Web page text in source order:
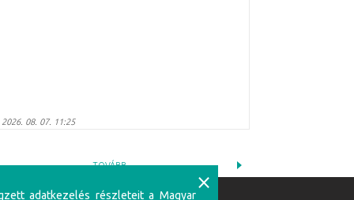
2026. 08. 07. 11:25
TOVÁBB
adatkezelés részleteit a Magyar
⨯